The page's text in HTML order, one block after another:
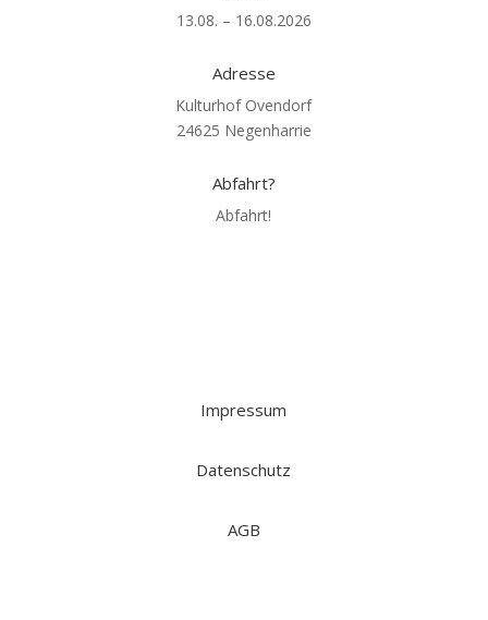
13.08. – 16.08.2026
Adresse
Kulturhof Ovendorf
24625 Negenharrie
Abfahrt?
Abfahrt!
Impressum
Datenschutz
AGB